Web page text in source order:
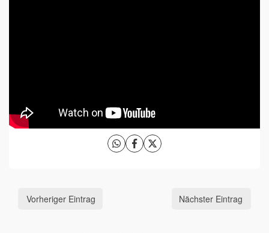
Vorheriger Eintrag Nächster Eintrag